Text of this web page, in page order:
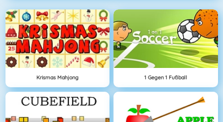
Krismas Mahjong 1 Gegen 1 Fußball